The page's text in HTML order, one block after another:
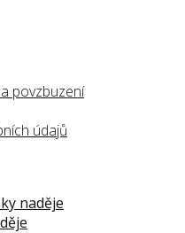
povzbuzení
údajů
naděje